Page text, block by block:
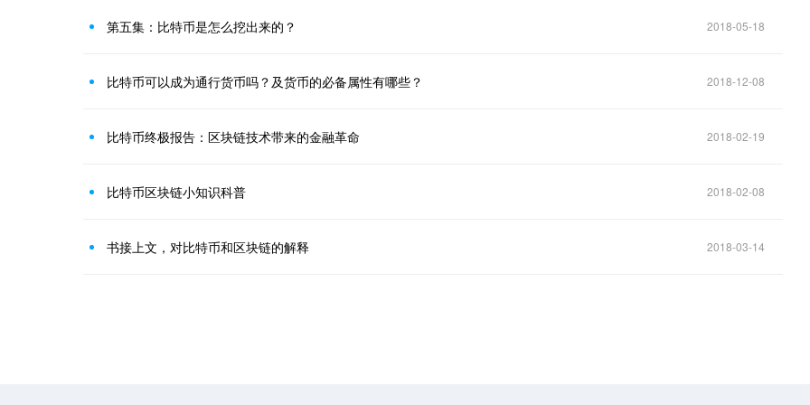
第五集：比特币是怎么挖出来的？ 2018-05-18
比特币可以成为通行货币吗？及货币的必备属性有哪些？ 2018-12-08
比特币终极报告：区块链技术带来的金融革命 2018-02-19
比特币区块链小知识科普 2018-02-08
书接上文，对比特币和区块链的解释 2018-03-14